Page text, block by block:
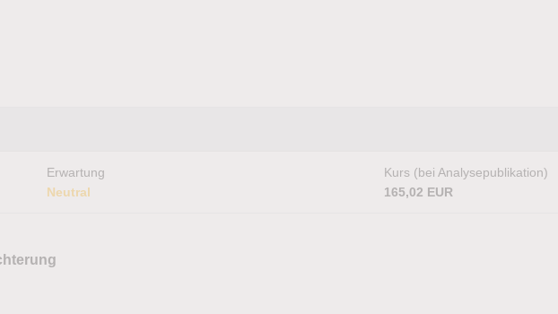
Erwartung
Neutral
Kurs (bei Analysepublikation)
165,02 EUR